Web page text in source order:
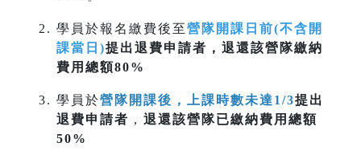
學員於報名繳費後至營隊開課日前(不含開
課當日)提出退費申請者，退還該營隊繳納
費用總額80%
學員於營隊開課後，上課時數未達1/3提出
退費申請者 ， 退還該營隊已繳納費用總額
50%